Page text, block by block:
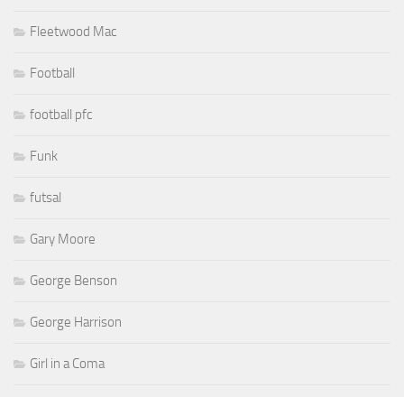
Fleetwood Mac
Football
football pfc
Funk
futsal
Gary Moore
George Benson
George Harrison
Girl in a Coma